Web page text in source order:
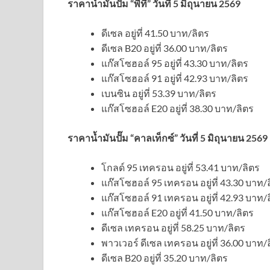
ราคาน้ำมันปั๊ม “พีที” วันที่ 5 มิถุนายน 2569
ดีเซล อยู่ที่ 41.50 บาท/ลิตร
ดีเซล B20 อยู่ที่ 36.00 บาท/ลิตร
แก๊สโซฮอล์ 95 อยู่ที่ 43.30 บาท/ลิตร
แก๊สโซฮอล์ 91 อยู่ที่ 42.93 บาท/ลิตร
เบนซิน อยู่ที่ 53.39 บาท/ลิตร
แก๊สโซฮอล์ E20 อยู่ที่ 38.30 บาท/ลิตร
ราคาน้ำมันปั๊ม “คาลเท็กซ์” วันที่ 5 มิถุนายน 2569
โกลด์ 95 เทครอน อยู่ที่ 53.41 บาท/ลิตร
แก๊สโซฮอล์ 95 เทครอน อยู่ที่ 43.30 บาท/
แก๊สโซฮอล์ 91 เทครอน อยู่ที่ 42.93 บาท/
แก๊สโซฮอล์ E20 อยู่ที่ 41.50 บาท/ลิตร
ดีเซล เทครอน อยู่ที่ 58.25 บาท/ลิตร
พาวเวอร์ ดีเซล เทครอน อยู่ที่ 36.00 บาท/
ดีเซล B20 อยู่ที่ 35.20 บาท/ลิตร